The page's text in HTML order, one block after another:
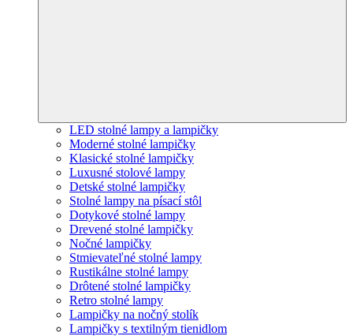
LED stolné lampy a lampičky
Moderné stolné lampičky
Klasické stolné lampičky
Luxusné stolové lampy
Detské stolné lampičky
Stolné lampy na písací stôl
Dotykové stolné lampy
Drevené stolné lampičky
Nočné lampičky
Stmievateľné stolné lampy
Rustikálne stolné lampy
Drôtené stolné lampičky
Retro stolné lampy
Lampičky na nočný stolík
Lampičky s textilným tienidlom